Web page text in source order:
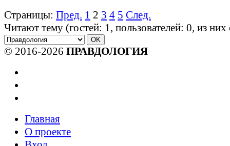
Страницы: Пред. 1 2 3 4 5 След.
Читают тему (гостей: 1, пользователей: 0, из
© 2016-2026 ПРАВДОЛОГИЯ
Главная
О проекте